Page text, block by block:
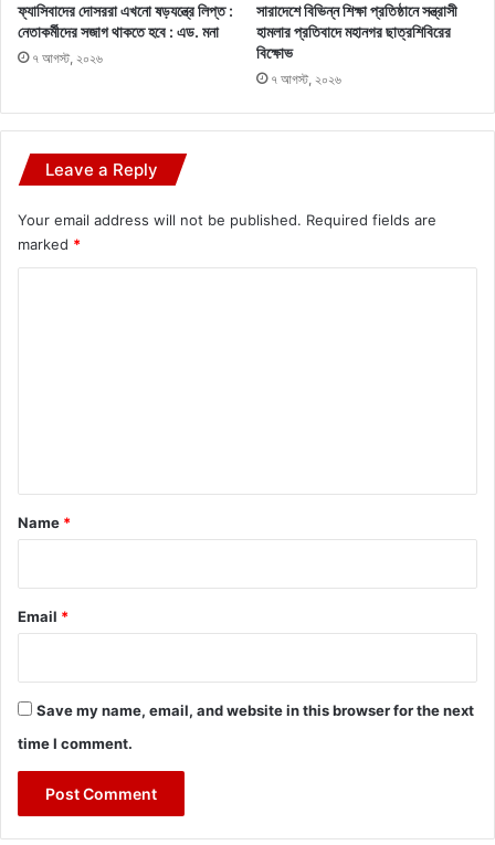
ফ্যাসিবাদের দোসররা এখনো ষড়যন্ত্রে লিপ্ত :
নেতাকর্মীদের সজাগ থাকতে হবে : এড. মনা
৭ আগস্ট, ২০২৬
সারাদেশে বিভিন্ন শিক্ষা প্রতিষ্ঠানে সন্ত্রাসী
হামলার প্রতিবাদে মহানগর ছাত্রশিবিরের
বিক্ষোভ
৭ আগস্ট, ২০২৬
Leave a Reply
Your email address will not be published. Required fields are
marked *
*
Name *
Email *
Save my name, email, and website in this browser for the next
time I comment.